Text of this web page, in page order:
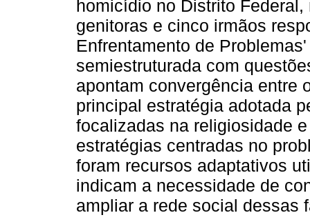
homicídio no Distrito
genitoras e cinco irmãos
Enfrentamento de
semiestruturada com
apontam convergência entre
principal estratégia adotada
focalizadas na religiosidade
estratégias centradas no
foram recursos adaptativos
indicam a necessidade de
ampliar a rede social dessas